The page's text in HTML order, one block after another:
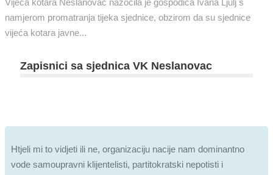
Vijeća kotara Neslanovac nazočila je gospođica Ivana Ljulj s
namjerom promatranja tijeka sjednice, obzirom da su sjednice
vijeća kotara javne...
Zapisnici sa sjednica VK Neslanovac
Htjeli mi to vidjeti ili ne, organizaciju nacije nam dominantno
vode samoupravni klijentelisti, partitokratski nepotisti i